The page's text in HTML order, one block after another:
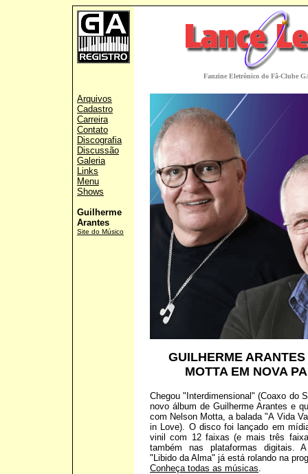
Fanzine Eletrônico do Fã-Clube
Arquivos
Cadastro
Carreira
Contato
Discografia
Discussão
Galeria
Links
Menu
Shows
Guilherme
Arantes
Site do Músico
GUILHERME
MOTTA EM NOVA
Chegou "Interdimensional" (Coaxo do
novo álbum de Guilherme Arantes e
com Nelson Motta, a balada "A Vida
in Love). O disco foi lançado em
vinil com 12 faixas (e mais três
também nas plataformas digitais.
"Libido da Alma" já está rolando na
Conheça todas as músicas.